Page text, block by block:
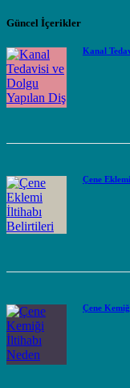
Güncel İçerikler
Kanal
Çene
Çene